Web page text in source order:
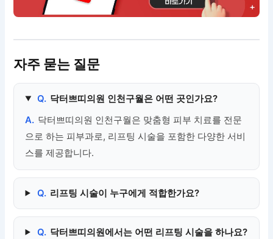
자주 묻는 질문
Q. 닥터쁘띠의원 인천구월은 어떤 곳인가요?
A. 닥터쁘띠의원 인천구월은 맞춤형 피부 치료를 전문
으로 하는 피부과로, 리프팅 시술을 포함한 다양한 서비
스를 제공합니다.
Q. 리프팅 시술이 누구에게 적합한가요?
Q. 닥터쁘띠의원에서는 어떤 리프팅 시술을 하나요?